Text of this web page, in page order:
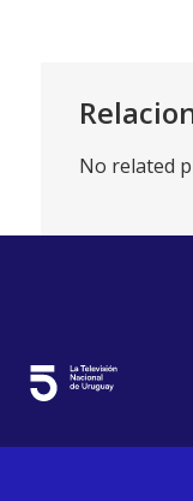
No related